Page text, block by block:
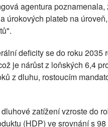
agentura
úrokových plateb na
deficity se do roku 2035
je nárůst z loňských 6,4
z dluhu, rostoucím
zatížení vzroste do
(HDP) ve srovnání s